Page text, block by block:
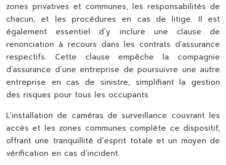
zones privatives et communes, les responsabilités de
chacun, et les procédures en cas de litige. Il est
également essentiel d’y inclure une clause de
renonciation à recours dans les contrats d’assurance
respectifs. Cette clause empêche la compagnie
d’assurance d’une entreprise de poursuivre une autre
entreprise en cas de sinistre, simplifiant la gestion
des risques pour tous les occupants.
L’installation de caméras de surveillance couvrant les
accès et les zones communes complète ce dispositif,
offrant une tranquillité d’esprit totale et un moyen de
vérification en cas d’incident.